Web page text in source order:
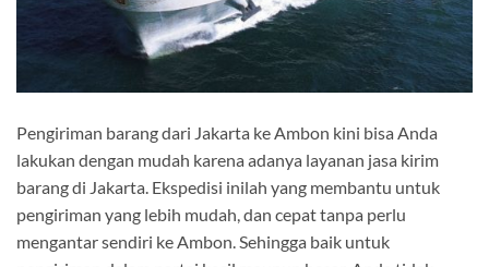
Pengiriman barang dari Jakarta ke Ambon kini bisa Anda
lakukan dengan mudah karena adanya layanan jasa kirim
barang di Jakarta. Ekspedisi inilah yang membantu untuk
pengiriman yang lebih mudah, dan cepat tanpa perlu
mengantar sendiri ke Ambon. Sehingga baik untuk